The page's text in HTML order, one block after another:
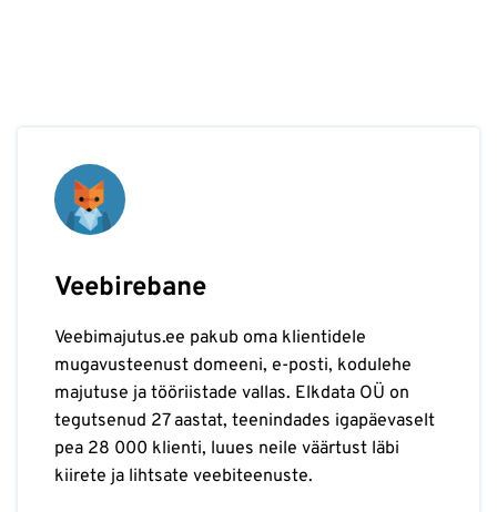
Veebirebane
Veebimajutus.ee pakub oma klientidele
mugavusteenust domeeni, e-posti, kodulehe
majutuse ja tööriistade vallas. Elkdata OÜ on
tegutsenud 27 aastat, teenindades igapäevaselt
pea 28 000 klienti, luues neile väärtust läbi
kiirete ja lihtsate veebiteenuste.